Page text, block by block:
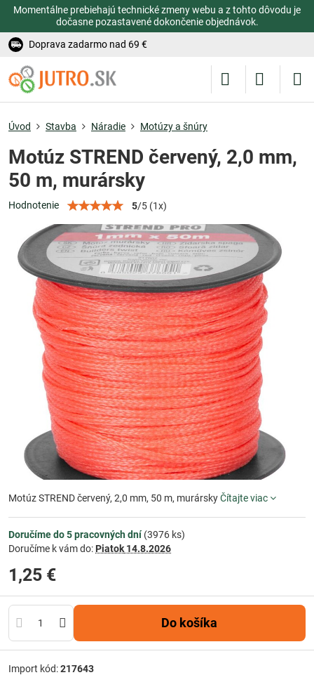
Momentálne prebiehajú technické zmeny webu a z tohto dôvodu je
dočasne pozastavené dokončenie objednávok.
Doprava zadarmo nad 69 €
Úvod Stavba Náradie Motúzy a šnúry
Motúz STREND červený, 2,0 mm,
50 m, murársky
Hodnotenie 5/5 (1x)
Motúz STREND červený, 2,0 mm, 50 m, murárskyČítajte viac
Doručíme do 5 pracovných dní(3976 ks)
Doručíme k vám do: Piatok 14.8.2026
1,25 €
Do košíka
Import kód:217643